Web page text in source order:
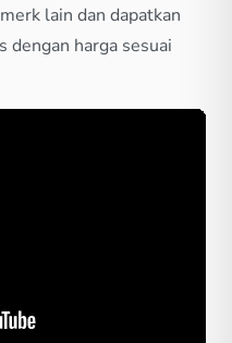
lain dan dapatkan
harga sesuai